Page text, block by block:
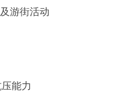
游街活动
能力